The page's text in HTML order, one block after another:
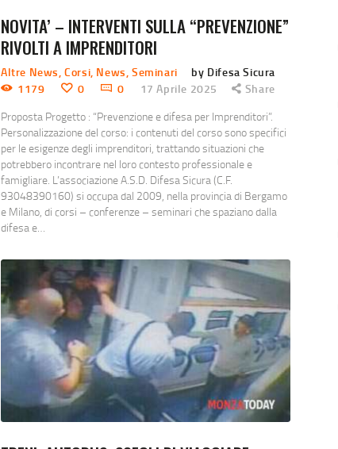
NOVITA’ – INTERVENTI SULLA “PREVENZIONE”
RIVOLTI A IMPRENDITORI
Altre News,Corsi, News,Seminari
by Difesa Sicura
1179
0 0 17 Aprile 2025
Share
Proposta Progetto : “Prevenzione e difesa per Imprenditori”.
Personalizzazione del corso: i contenuti del corso sono specifici
per le esigenze degli imprenditori, trattando situazioni che
potrebbero incontrare nel loro contesto professionale e
famigliare. L’associazione A.S.D. Difesa Sicura (C.F.
93048390160) si occupa dal 2009, nella provincia di Bergamo
e Milano, di corsi – conferenze – seminari che spaziano dalla
difesa e…